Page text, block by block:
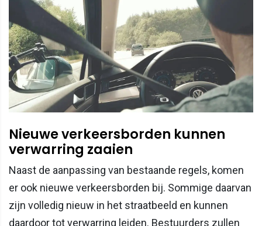
Nieuwe verkeersborden kunnen
verwarring zaaien
Naast de aanpassing van bestaande regels, komen
er ook nieuwe verkeersborden bij. Sommige daarvan
zijn volledig nieuw in het straatbeeld en kunnen
daardoor tot verwarring leiden. Bestuurders zullen